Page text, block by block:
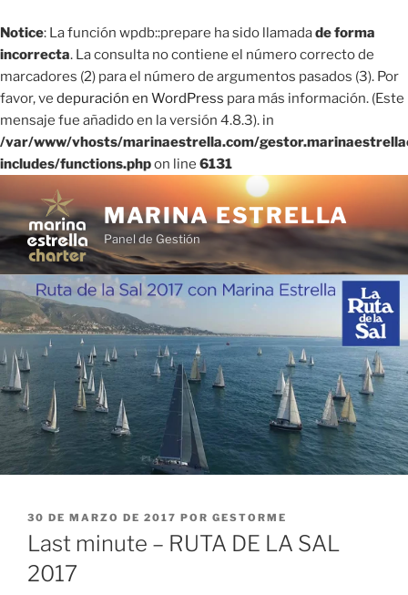
Notice: La función wpdb::prepare ha sido llamadade forma
incorrecta. La consulta no contiene el número correcto de
marcadores (2) para el número de argumentos pasados ​​(3). Por
favor, ve depuración en WordPress para más información. (Este
mensaje fue añadido en la versión 4.8.3). in
/var/www/vhosts/marinaestrella.com/
includes/functions.phpon line 6131
Saltar
al
contenido
MARINA ESTRELLA
Panel de Gestión
PUBLICADO
EL
30 DE MARZO DE 2017 POR GESTORME
Last minute – RUTA DE LA SAL
2017